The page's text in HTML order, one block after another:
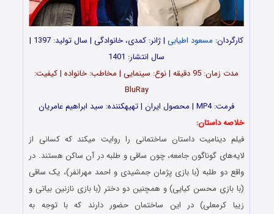
کارگردان: مسعود اطیابی
| ژانر: کمدی، خانوادگی | سال تولید: 1397 |
سال انتشار: 1401
مدت زمان: 95 دقیقه | نوع: سینمایی | مخاطب: خانواده | کیفیت:
BluRay
فرمت: MP4 | محصول ایران | تهیه‎کننده: سید ابراهیم عامریان
خلاصه داستان:
فیلم دینامیت داستان ساختمانی را روایت میکند که کسانی از
لایه‌های گوناگون جامعه، چون ساقی و طلبه در آن ساکن هستند. در
واقع دو طلبه (با بازی پژمان جمشیدی و احمد مهرانفر)، یک ساقی
(با بازی محسن کیایی) و همچنین دو دختر (با بازی نازنین بیاتی و
زیبا کرمعلی) در این ساختمان حضور دارند که با توجه به